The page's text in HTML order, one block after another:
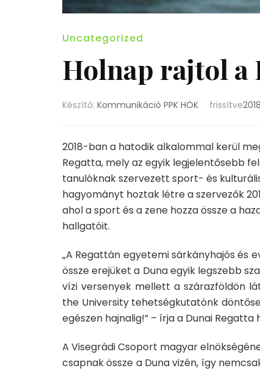
Uncategorized
Holnap rajtol a
Készítő: Kommunikáció PPK HÖK frissítve
2018-ban a hatodik alkalommal kerül
Regatta, mely az egyik legjelentősebb
tanulóknak szervezett sport- és
hagyományt hoztak létre a szervezők
ahol a sport és a zene hozza össze a
hallgatóit.
„A Regattán egyetemi sárkányhajós és
össze erejüket a Duna egyik legszebb
vízi versenyek mellett a szárazföldön
the University tehetségkutatónk
egészen hajnalig!” – írja a Dunai Regatta
A Visegrádi Csoport magyar
csapnak össze a Duna vizén, így